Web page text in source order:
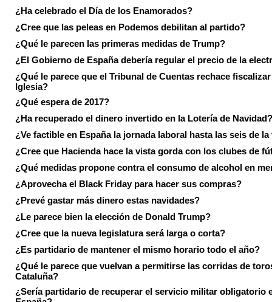
¿Ha celebrado el Día de los Enamorados?
¿Cree que las peleas en Podemos debilitan al partido?
¿Qué le parecen las primeras medidas de Trump?
¿El Gobierno de España debería regular el precio de la
¿Qué le parece que el Tribunal de Cuentas rechace fiscalizar
Iglesia?
¿Qué espera de 2017?
¿Ha recuperado el dinero invertido en la Lotería de Navidad?
¿Ve factible en España la jornada laboral hasta las seis de la
¿Cree que Hacienda hace la vista gorda con los clubes de
¿Qué medidas propone contra el consumo de alcohol en
¿Aprovecha el Black Friday para hacer sus compras?
¿Prevé gastar más dinero estas navidades?
¿Le parece bien la elección de Donald Trump?
¿Cree que la nueva legislatura será larga o corta?
¿Es partidario de mantener el mismo horario todo el año?
¿Qué le parece que vuelvan a permitirse las corridas de
Cataluña?
¿Sería partidario de recuperar el servicio militar obligatorio